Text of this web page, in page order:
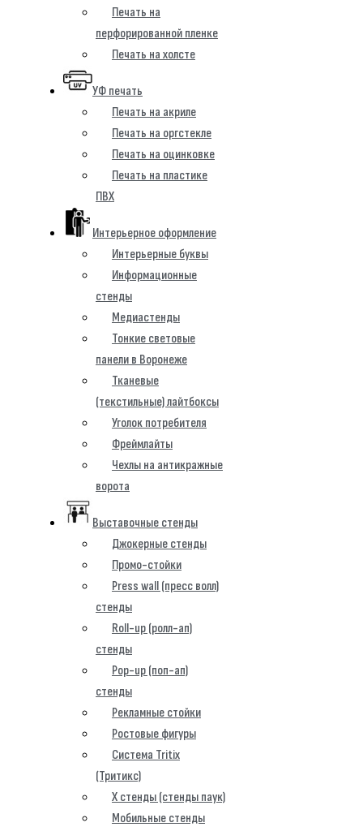
Печать на
перфорированной пленке
Печать на холсте
УФ печать
Печать на акриле
Печать на оргстекле
Печать на оцинковке
Печать на пластике
ПВХ
Интерьерное оформление
Интерьерные буквы
Информационные
стенды
Медиастенды
Тонкие световые
панели в Воронеже
Тканевые
(текстильные) лайтбоксы
Уголок потребителя
Фреймлайты
Чехлы на антикражные
ворота
Выставочные стенды
Джокерные стенды
Промо-стойки
Press wall (пресс волл)
стенды
Roll-up (ролл-ап)
стенды
Pop-up (поп-ап)
стенды
Рекламные стойки
Ростовые фигуры
Система Tritix
(Тритикс)
X стенды (стенды паук)
Мобильные стенды